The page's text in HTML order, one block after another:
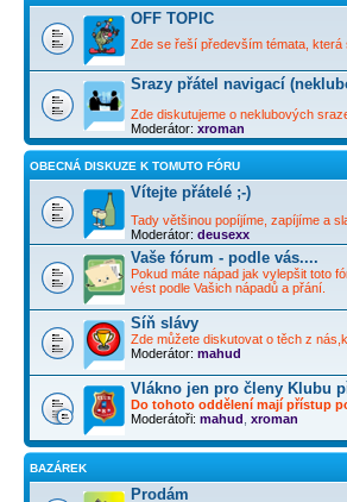
OFF TOPIC
Zde se řeší především témata, která
Srazy přátel navigací
Zde diskutujeme o neklubových
Moderátor: xroman
OBECNÁ DISKUZE K TOMUTO FÓRU
Vítejte přátelé ;-)
Tady většinou popíjíme, zapíjíme a
Moderátor: deusexx
Vaše fórum - podle vás....
Pokud máte nápad jak vylepšit toto
vést podle Vašich nápadů a přání.
Síň slávy
Zde můžete diskutovat o těch z
Moderátor: mahud
Vlákno jen pro členy Klubu
Do tohoto oddělení mají přístup
Moderátoři: mahud xroman
BAZÁREK
Prodám